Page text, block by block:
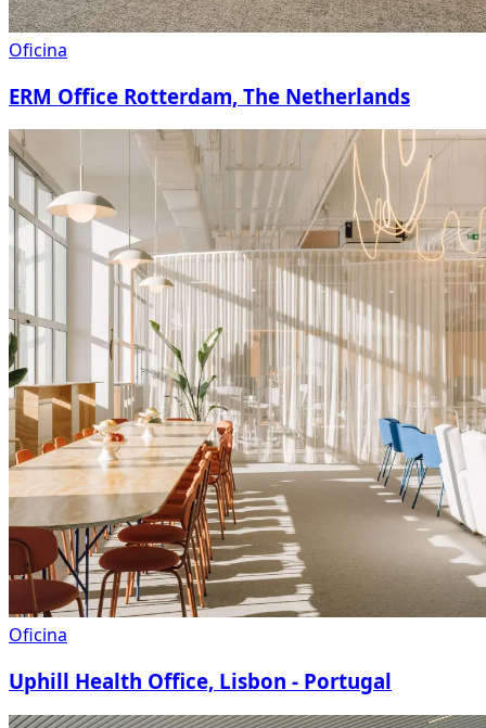
Oficina
ERM Office Rotterdam, The Netherlands
Oficina
Uphill Health Office, Lisbon - Portugal